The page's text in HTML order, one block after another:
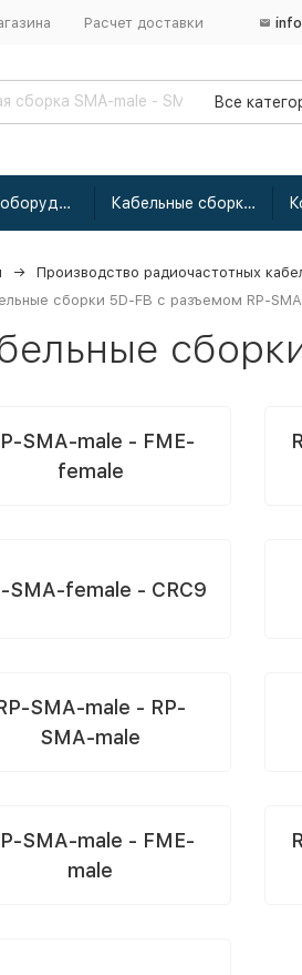
Расчет доставки
Все
Сетевое оборудование Кабельные сборки радиочастотные
Производство радиочастотных
сборки 5D-FB с разъемом RP-SMA
SMA-male - FME-
female
SMA-female - CRC9
SMA-male - RP-
SMA-male
SMA-male - FME-
male